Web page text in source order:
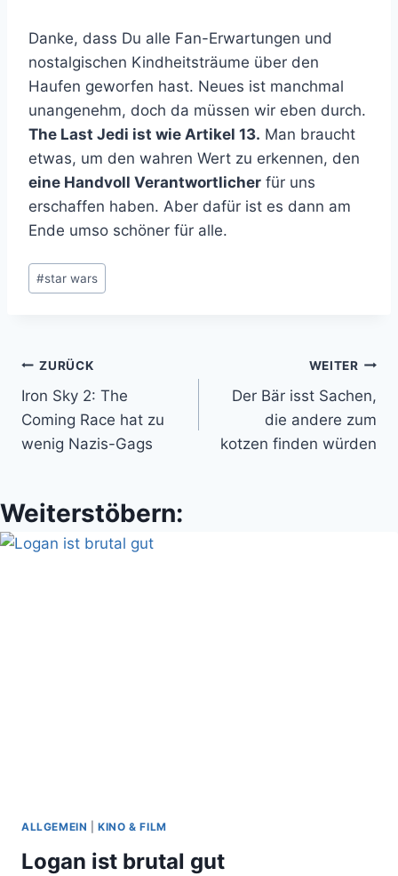
Danke, dass Du alle Fan-Erwartungen und
nostalgischen Kindheitsträume über den
Haufen geworfen hast. Neues ist manchmal
unangenehm, doch da müssen wir eben durch.
The Last Jedi ist wie Artikel 13. Man braucht
etwas, um den wahren Wert zu erkennen, den
eine Handvoll Verantwortlicher für uns
erschaffen haben. Aber dafür ist es dann am
Ende umso schöner für alle.
Schlagworte:
#star wars
Beitragsnavigation
ZURÜCK
Iron Sky 2: The
Coming Race hat zu
wenig Nazis-Gags
WEITER
Der Bär isst Sachen,
die andere zum
kotzen finden würden
Weiterstöbern:
ALLGEMEIN |KINO & FILM
Logan ist brutal gut